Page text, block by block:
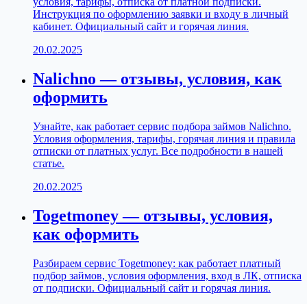
Инструкция по оформлению заявки и входу в личный
кабинет. Официальный сайт и горячая линия.
20.02.2025
Nalichno — отзывы, условия, как
оформить
Узнайте, как работает сервис подбора займов Nalichno.
Условия оформления, тарифы, горячая линия и правила
отписки от платных услуг. Все подробности в нашей
статье.
20.02.2025
Togetmoney — отзывы, условия,
как оформить
Разбираем сервис Togetmoney: как работает платный
подбор займов, условия оформления, вход в ЛК, отписка
от подписки. Официальный сайт и горячая линия.